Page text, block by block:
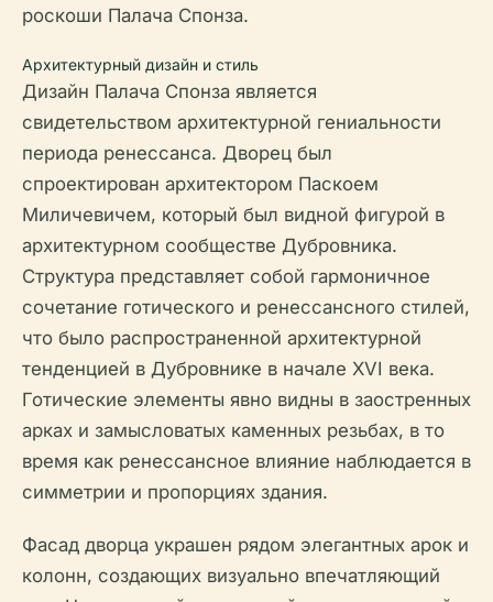
роскоши Палача Спонза.
Архитектурный дизайн и стиль
Дизайн Палача Спонза является
свидетельством архитектурной гениальности
периода ренессанса. Дворец был
спроектирован архитектором Паскоем
Миличевичем, который был видной фигурой в
архитектурном сообществе Дубровника.
Структура представляет собой гармоничное
сочетание готического и ренессансного стилей,
что было распространенной архитектурной
тенденцией в Дубровнике в начале XVI века.
Готические элементы явно видны в заостренных
арках и замысловатых каменных резьбах, в то
время как ренессансное влияние наблюдается в
симметрии и пропорциях здания.
Фасад дворца украшен рядом элегантных арок и
колонн, создающих визуально впечатляющий